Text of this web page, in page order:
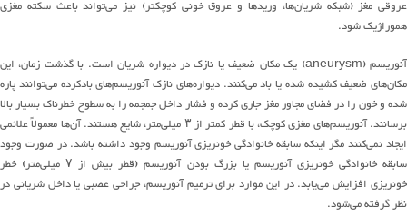
عروقی مغز(شبکهشریانها، وریدها و عروق خونی کوچکتر) نیز میتواندباعث سکته مغزی
هموراژیک شود.
آنوریسم(aneurysm) یکمکان ضعیف یا نازک در دیواره شریان است. با گذشت زمان، این
مکان‌های ضعیف کشیده شده یا بادمی‌کنند.دیوارههاینازکآنوریسمهایبادکردهمیتوانندپاره
شده و خون را در فضای مجاور مغز جاری کرده و فشار داخل جمجمه را به سطوح خطرناکبسیاربالا
برسانند.آنوریسمهایمغزی کوچک، با قطر کمتر از۳میلیمتر، شایع هستند.آنهامعمولاً علائمی
ایجادنمیکنندمگر اینکه سابقه خانوادگیخونریزیآنوریسم وجود داشته باشد.در صورت وجود
سابقه خانوادگیخونریزیآنوریسم یا بزرگ بودن آنوریسم (قطر بیش از ۷ میلیمتر) خطر
خونریزی افزایشمییابد.در این مواردبرایترمیم آنوریسم،جراحی عصبی یا داخل شریانی در
نظر گرفتهمیشود.